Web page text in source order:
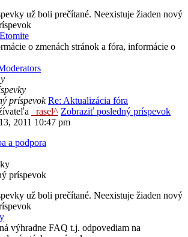
o zmenách stránok a fóra, informácie o
príspevok Re: Aktualizácia fóra
_rasel^ Zobraziť posledný príspevok
2011 10:47 pm
a podpora
príspevok
výhradne FAQ t.j. odpovediam na